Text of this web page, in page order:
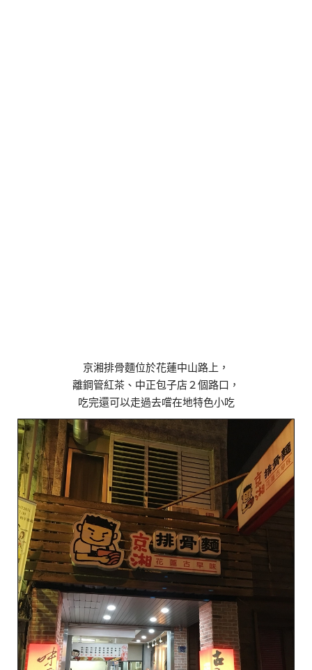
京湘排骨麵位於花蓮中山路上，
離鋼管紅茶、中正包子店２個路口，
吃完還可以走過去嚐在地特色小吃